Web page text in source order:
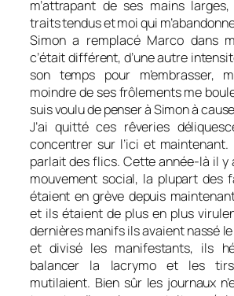
m’attrapant de ses mains
traits tendus et moi qui
Simon a remplacé Marco dans
c’était différent, d’une autre
son temps pour m’embrasser,
moindre de ses frôlements me
suis voulu de penser à Simon à
J’ai quitté ces rêveries
concentrer sur l’ici et maintenant.
parlait des flics. Cette année-là il y
mouvement social, la plupart des
étaient en grève depuis
et ils étaient de plus en plus
dernières manifs ils avaient nassé
et divisé les manifestants, ils
balancer la lacrymo et les
mutilaient. Bien sûr les journaux